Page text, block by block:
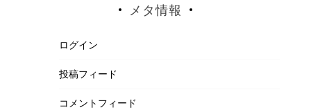
メタ情報
ログイン
投稿フィード
コメントフィード